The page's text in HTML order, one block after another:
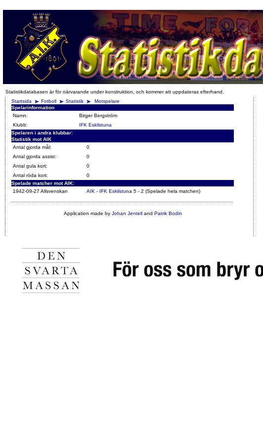
Statistikdatabasen är för närvarande under konstruktion, och kommer att uppdateras efterhand.
Startsida
Fotboll Statistik
Motspelare
Spelarinformation
Namn:
Birger Bergström
Klubb:
IFK Eskilstuna
Spelaren i andra klubbar:
Statistik mot AIK
Antal gjorda mål:
0
Antal gjorda assist:
0
Antal gula kort:
0
Antal röda kort:
0
Spelade matcher mot AIK:
1942-09-27 Allsvenskan
AIK - IFK Eskilstuna 5 - 2 (Spelade hela matchen)
Application made by Johan Jentelland Patrik Bodin